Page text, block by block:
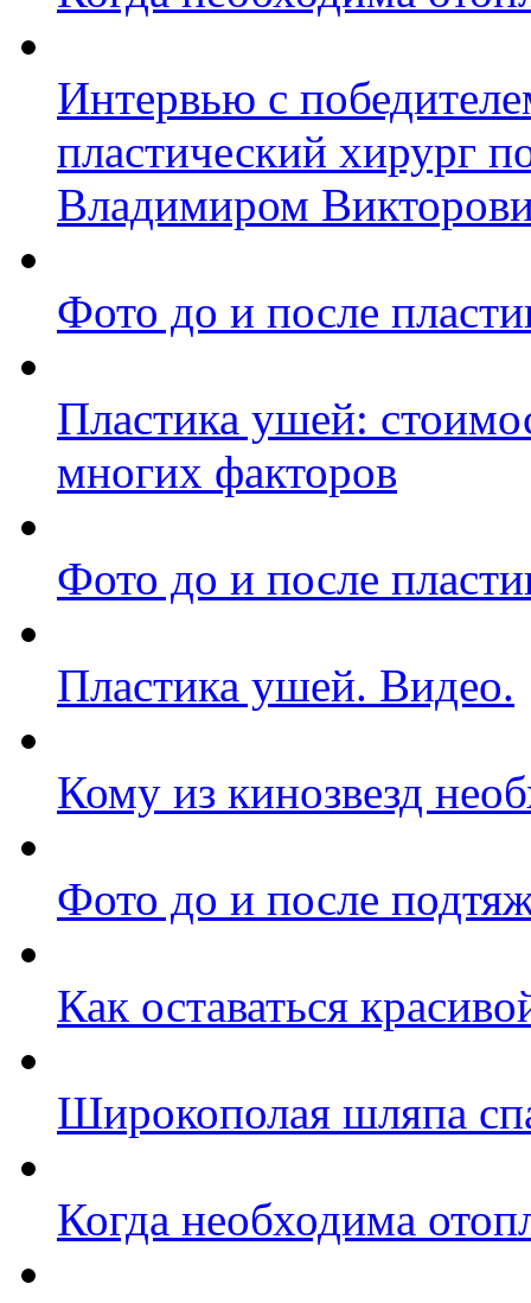
Интервью с
пластический хирург
Владимиром
Фото до и после
Пластика ушей:
многих факторов
Фото до и после
Пластика ушей. Видео.
Кому из кинозвезд
Фото до и после
Как оставаться
Широкополая шляпа
Когда необходима